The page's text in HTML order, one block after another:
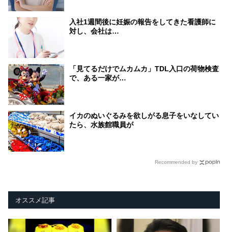
入社1週間後に妊娠の報告をしてきた看護師に
対し、会社は…
「見てるだけでムカムカ」TDL入口の荷物検査
で、ある一家が…
イカのぬいぐるみを欲しがる息子をいなしてい
たら、水族館職員が
Recommended by
オススメ記事